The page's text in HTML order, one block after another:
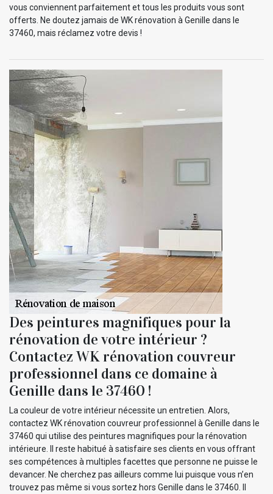
vous conviennent parfaitement et tous les produits vous sont
offerts. Ne doutez jamais de WK rénovation à Genille dans le
37460, mais réclamez votre devis !
Des peintures magnifiques pour la
rénovation de votre intérieur ?
Contactez WK rénovation couvreur
professionnel dans ce domaine à
Genille dans le 37460 !
La couleur de votre intérieur nécessite un entretien. Alors,
contactez WK rénovation couvreur professionnel à Genille dans le
37460 qui utilise des peintures magnifiques pour la rénovation
intérieure. Il reste habitué à satisfaire ses clients en vous offrant
ses compétences à multiples facettes que personne ne puisse le
devancer. Ne cherchez pas ailleurs comme lui puisque vous n’en
trouvez pas même si vous sortez hors Genille dans le 37460. Il